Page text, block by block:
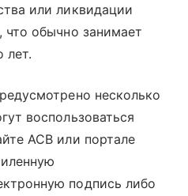
или ликвидации
что обычно занимает
лет.
несколько
воспользоваться
АСВ или портале
подпись либо